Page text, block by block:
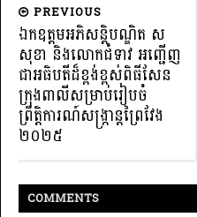
PREVIOUS
ឯកឧត្តមអភិសន្តិបណ្ឌិត ស
សុខា និងលោកជំទាវ អញ្ជើញ
ជាអធិបតីដ៏ខ្ពង់ខ្ពស់ពិធីសែន
ក្រុងពាលីសម្រាប់រៀបចំ
ព្រឹត្តិការណ៍សង្ក្រាន្តព្រៃវែង
២០២៥
COMMENTS